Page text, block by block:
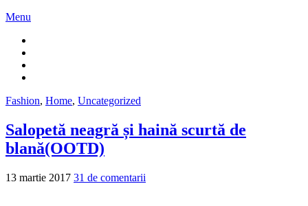
Menu
Fashion, Home, Uncategorized
Salopetă neagră și haină scurtă de
blană(OOTD)
13 martie 2017 31 de comentarii